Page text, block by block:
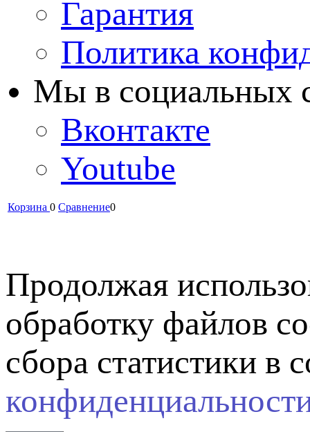
Гарантия
Политика
Мы в cоциальных
Вконтакте
Youtube
Корзина 0 Сравнение0
Продолжая
обработку файлов
сбора статистики в